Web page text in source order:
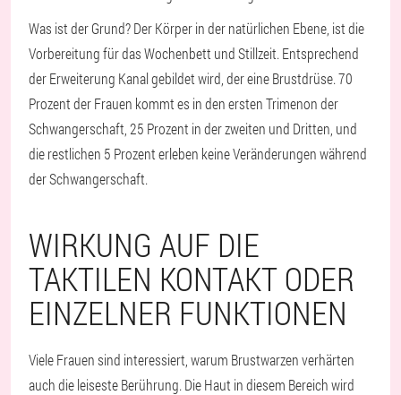
Was ist der Grund? Der Körper in der natürlichen Ebene, ist die
Vorbereitung für das Wochenbett und Stillzeit. Entsprechend
der Erweiterung Kanal gebildet wird, der eine Brustdrüse. 70
Prozent der Frauen kommt es in den ersten Trimenon der
Schwangerschaft, 25 Prozent in der zweiten und Dritten, und
die restlichen 5 Prozent erleben keine Veränderungen während
der Schwangerschaft.
WIRKUNG AUF DIE
TAKTILEN KONTAKT ODER
EINZELNER FUNKTIONEN
Viele Frauen sind interessiert, warum Brustwarzen verhärten
auch die leiseste Berührung. Die Haut in diesem Bereich wird